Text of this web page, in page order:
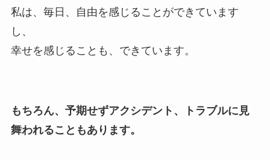
私は、毎日、自由を感じることができています
し、
幸せを感じることも、できています。
もちろん、予期せずアクシデント、トラブルに見
舞われることもあります。